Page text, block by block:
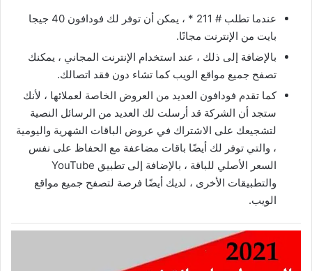
عندما تطلب # 211 * ، يمكن أن توفر لك فودافون 40 جيجا
بايت من الإنترنت مجانًا.
بالإضافة إلى ذلك ، عند استخدام الإنترنت المجاني ، يمكنك
تصفح جميع مواقع الويب كما تشاء دون فقد اتصالك.
كما تقدم فودافون العديد من العروض الخاصة لعملائها ، لأنك
ستجد أن الشركة قد أرسلت لك العديد من الرسائل النصية
لتشجيعك على الاشتراك في عروض الباقات الشهرية واليومية
، والتي توفر لك أيضًا باقات مضاعفة مع الحفاظ على نفس
السعر الأصلي للباقة ، بالإضافة إلى تطبيق YouTube
والتطبيقات الأخرى ، لديك أيضًا فرصة لتصفح جميع مواقع
الويب.